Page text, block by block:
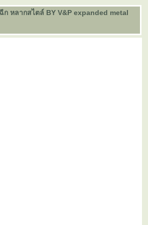
ก หลากสไตล์ BY V&P expanded metal